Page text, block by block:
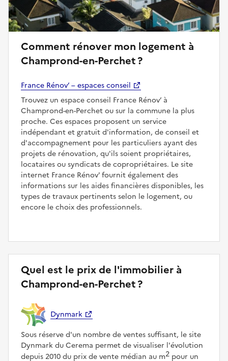
Comment rénover mon logement à
Champrond-en-Perchet ?
France Rénov’ – espaces conseil
Trouvez un espace conseil France Rénov’ à
Champrond-en-Perchet ou sur la commune la plus
proche. Ces espaces proposent un service
indépendant et gratuit d'information, de conseil et
d'accompagnement pour les particuliers ayant des
projets de rénovation, qu'ils soient propriétaires,
locataires ou syndicats de copropriétaires. Le site
internet France Rénov' fournit également des
informations sur les aides financières disponibles, les
types de travaux pertinents selon le logement, ou
encore le choix des professionnels.
Quel est le prix de l'immobilier à
Champrond-en-Perchet ?
Dynmark
Sous réserve d'un nombre de ventes suffisant, le site
Dynmark du Cerema permet de visualiser l'évolution
depuis 2010 du prix de vente médian au m2 pour un